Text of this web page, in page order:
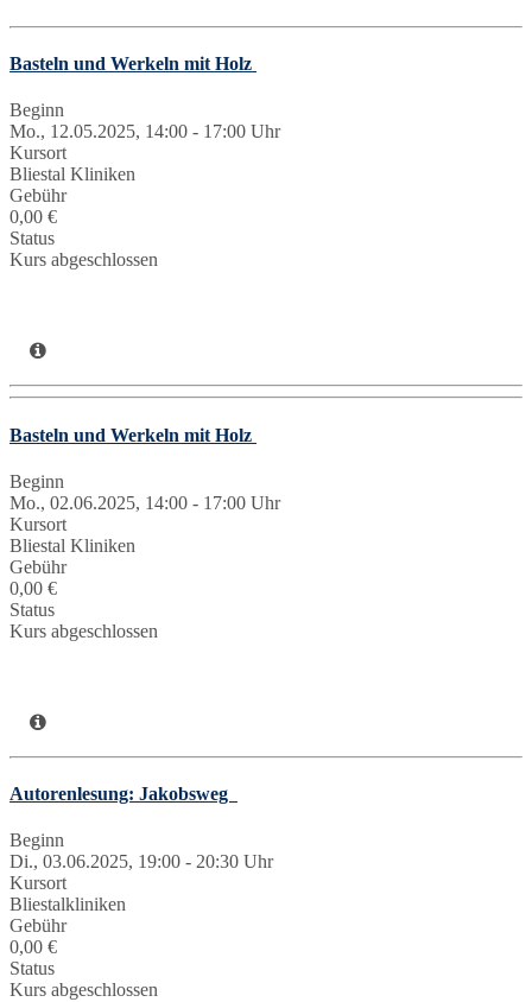
Basteln und Werkeln mit Holz
Beginn
Mo., 12.05.2025, 14:00 - 17:00 Uhr
Kursort
Bliestal Kliniken
Gebühr
0,00 €
Status
Kurs abgeschlossen
Basteln und Werkeln mit Holz
Beginn
Mo., 02.06.2025, 14:00 - 17:00 Uhr
Kursort
Bliestal Kliniken
Gebühr
0,00 €
Status
Kurs abgeschlossen
Autorenlesung: Jakobsweg
Beginn
Di., 03.06.2025, 19:00 - 20:30 Uhr
Kursort
Bliestalkliniken
Gebühr
0,00 €
Status
Kurs abgeschlossen